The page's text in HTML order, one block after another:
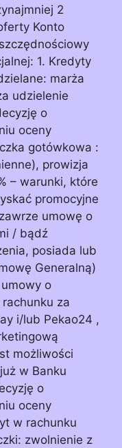
2
Konto
1. Kredyty
marża
udzielenie
o
oceny
gotówkowa :
prowizja
– warunki, które
promocyjne
umowę o
/ bądź
posiada lub
Generalną)
o
za
i/lub Pekao24 ,
możliwości
w Banku
o
oceny
w rachunku
zwolnienie z